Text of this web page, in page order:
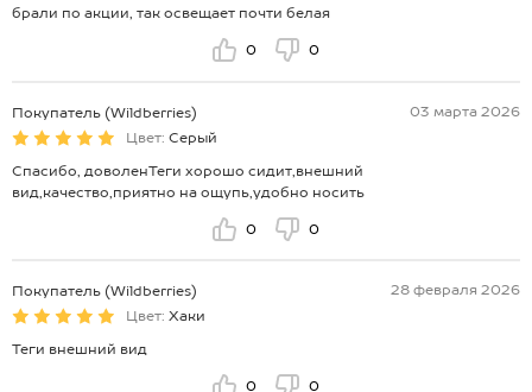
брали по акции, так освещает почти белая
0 0
Покупатель (Wildberries)
03 марта 2026
Цвет: Серый
Спасибо, доволенТеги хорошо сидит,внешний
вид,качество,приятно на ощупь,удобно носить
0 0
Покупатель (Wildberries)
28 февраля 2026
Цвет: Хаки
Теги внешний вид
0 0